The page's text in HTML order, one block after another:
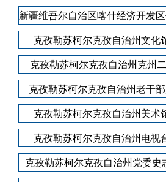
克孜勒苏柯尔克孜自治州文化
克孜勒苏柯尔克孜自治州克州
克孜勒苏柯尔克孜自治州老干
克孜勒苏柯尔克孜自治州美术
克孜勒苏柯尔克孜自治州电视
克孜勒苏柯尔克孜自治州党委史